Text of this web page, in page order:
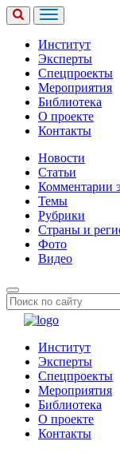
Институт
Эксперты
Спецпроекты
Мероприятия
Библиотека
О проекте
Контакты
Новости
Статьи
Комментарии
Темы
Рубрики
Страны и
Фото
Видео
Институт
Эксперты
Спецпроекты
Мероприятия
Библиотека
О проекте
Контакты